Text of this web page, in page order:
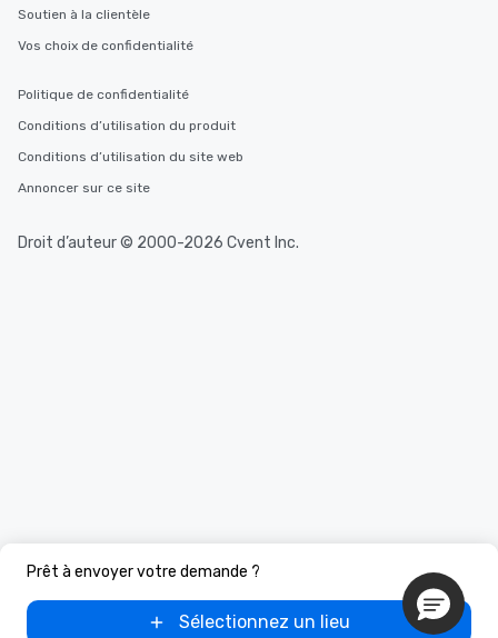
Prêt à envoyer votre demande ?
Sélectionnez un lieu
Soutien à la clientèle
Vos choix de confidentialité
Politique de confidentialité
Conditions d’utilisation du produit
Conditions d’utilisation du site web
Annoncer sur ce site
Droit d’auteur © 2000-2026 Cvent Inc.